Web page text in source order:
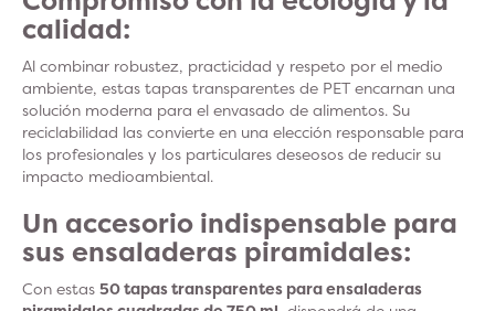
calidad:
Al combinar robustez, practicidad y respeto por el medio
ambiente, estas tapas transparentes de PET encarnan una
solución moderna para el envasado de alimentos. Su
reciclabilidad las convierte en una elección responsable para
los profesionales y los particulares deseosos de reducir su
impacto medioambiental.
Un accesorio indispensable para
sus ensaladeras piramidales:
Con estas 50 tapas transparentes para ensaladeras